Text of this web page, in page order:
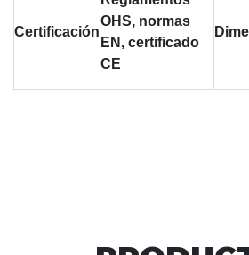
Certificación
OHS, normas
EN, certificado
CE